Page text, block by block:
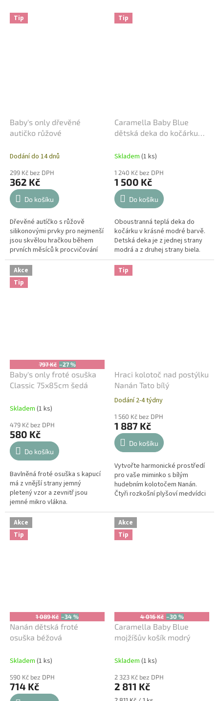
Tip
Baby's only dřevěné
autičko růžové
Dodání do 14 dnů
299 Kč bez DPH
362 Kč
Do košíku
Dřevěné autíčko s růžově
silikonovými prvky pro nejmenší
jsou skvělou hračkou během
prvních měsíců k procvičování
jemné motoriky a dovednosti.
Silikonové části lze používat i...
Tip
Caramella Baby Blue
dětská deka do kočárku
Skladem (1 ks)
1 240 Kč bez DPH
1 500 Kč
Do košíku
Oboustranná teplá deka do
kočárku v krásné modré barvě.
Detská deka je z jednej strany
modrá a z druhej strany biela.
Letní deka bude perfektní jako
dárek.
Akce
Tip
797 Kč –27 %
Baby's only froté osuška
Classic 75x85cm šedá
Skladem (1 ks)
479 Kč bez DPH
580 Kč
Do košíku
Bavlněná froté osuška s kapucí
má z vnější strany jemný
pletený vzor a zevnitř jsou
jemné mikro vlákna.
Tip
Hraci kolotoč nad postýlku
Nanán Tato bílý
Průměrné
produktu
je
5,0
z
hvězdiček.
Dodání 2-4 týdny
1 560 Kč bez DPH
1 887 Kč
Do košíku
Vytvořte harmonické prostředí
pro vaše miminko s bílým
hudebním kolotočem Nanán.
Čtyři rozkošní plyšoví medvídci
navozují pocit klidu, uklidňují...
Akce
Tip
1 089 Kč –34 %
Nanán dětská froté
osuška béžová
Skladem (1 ks)
590 Kč bez DPH
714 Kč
Akce
Tip
4 016 Kč –30 %
Caramella Baby Blue
mojžíšův košík modrý
Skladem (1 ks)
2 323 Kč bez DPH
2 811 Kč